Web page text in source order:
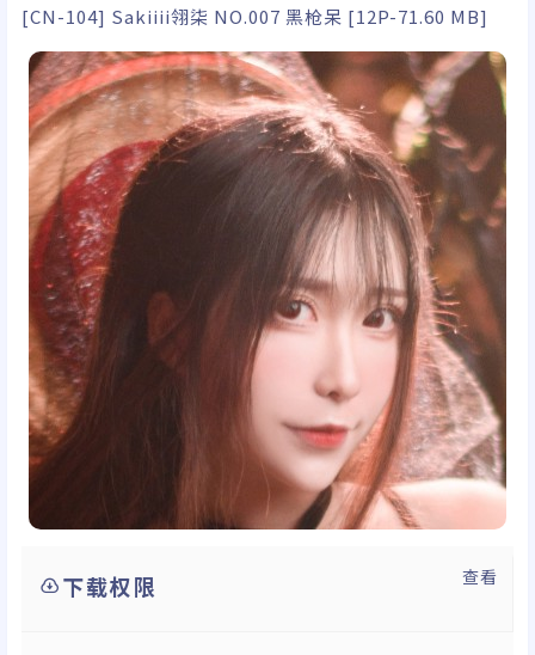
[CN-104] Sakiiii翎柒 NO.007 黑枪呆 [12P-71.60 MB]
下载权限 查看